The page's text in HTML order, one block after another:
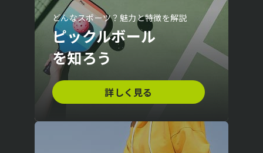
どんなスポーツ？魅力と特徴を解説
ピックルボール
を知ろう
詳しく見る